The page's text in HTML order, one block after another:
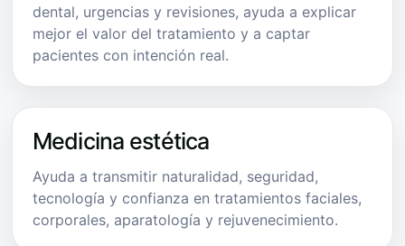
dental, urgencias y revisiones, ayuda a explicar
mejor el valor del tratamiento y a captar
pacientes con intención real.
Medicina estética
Ayuda a transmitir naturalidad, seguridad,
tecnología y confianza en tratamientos faciales,
corporales, aparatología y rejuvenecimiento.